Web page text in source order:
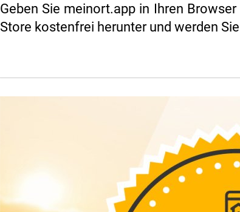
Geben Sie meinort.app in Ihren
Store kostenfrei herunter und werden